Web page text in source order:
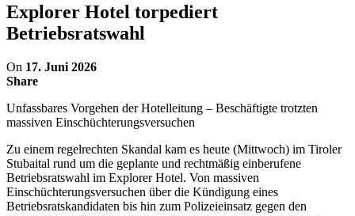
Explorer Hotel torpediert
Betriebsratswahl
On 17. Juni 2026
Share
Unfassbares Vorgehen der Hotelleitung – Beschäftigte trotzten
massiven Einschüchterungsversuchen
Zu einem regelrechten Skandal kam es heute (Mittwoch) im Tiroler
Stubaital rund um die geplante und rechtmäßig einberufene
Betriebsratswahl im Explorer Hotel. Von massiven
Einschüchterungsversuchen über die Kündigung eines
Betriebsratskandidaten bis hin zum Polizeieinsatz gegen den